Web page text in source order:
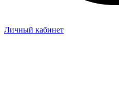
Личный кабинет